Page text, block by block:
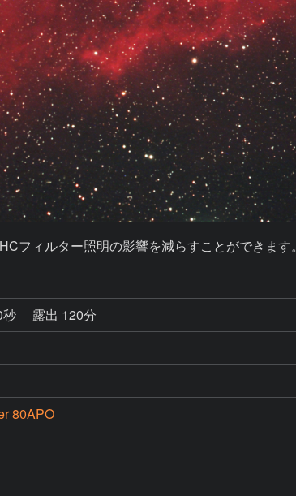
フィルター照明の影響を減らすことができます。
露出 120分
80APO